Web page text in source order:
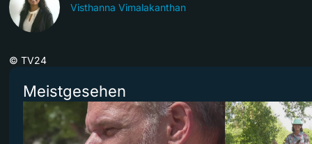
Visthanna Vimalakanthan
© TV24
Meistgesehen